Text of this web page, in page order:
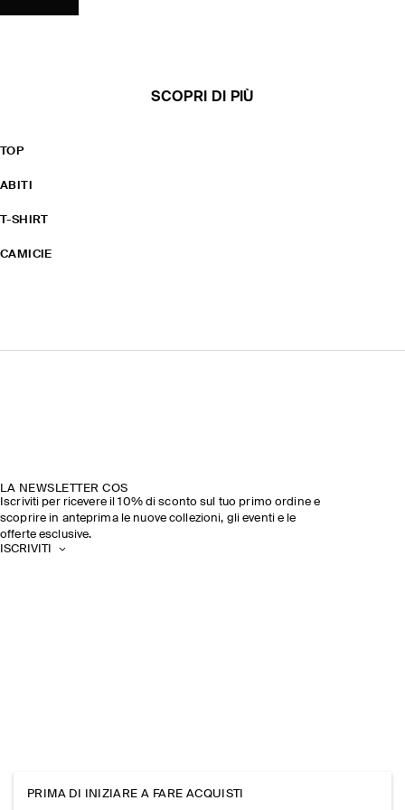
SCOPRI DI PIÙ
TOP
ABITI
T-SHIRT
CAMICIE
LA NEWSLETTER COS
Iscriviti per ricevere il 10% di sconto sul tuo primo ordine e
scoprire in anteprima le nuove collezioni, gli eventi e le
offerte esclusive.
ISCRIVITI
PRIMA DI INIZIARE A FARE ACQUISTI